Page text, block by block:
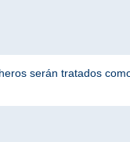
serán tratados